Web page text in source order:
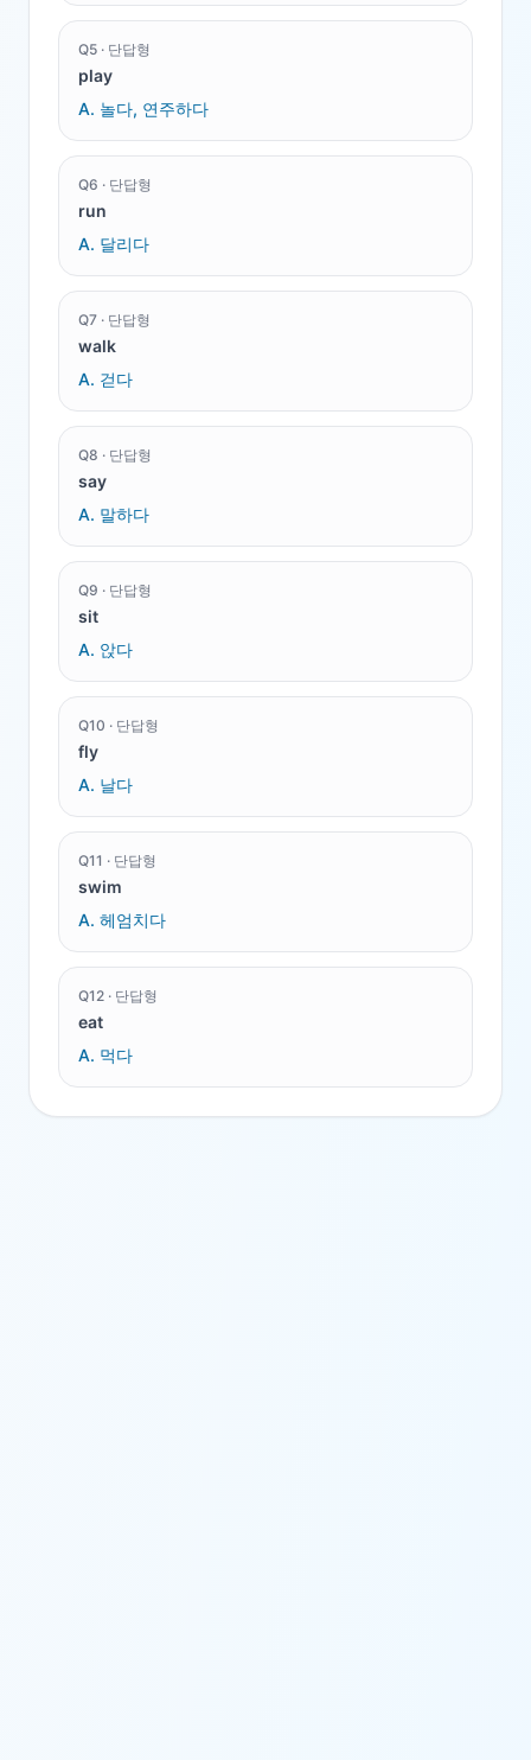
Q5 · 단답형
play
A. 놀다, 연주하다
Q6 · 단답형
run
A. 달리다
Q7 · 단답형
walk
A. 걷다
Q8 · 단답형
say
A. 말하다
Q9 · 단답형
sit
A. 앉다
Q10 · 단답형
fly
A. 날다
Q11 · 단답형
swim
A. 헤엄치다
Q12 · 단답형
eat
A. 먹다